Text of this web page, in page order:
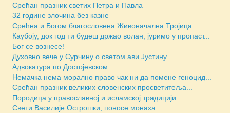
Срећан празник светих Петра и Павла
32 године злочина без казне
Срећна и Богом благословена Живоначална Тројица...
Каубоју, док год ти будеш држао волан, јуримо у пропаст...
Бoг се вознесе!
Духовно вече у Сурчину о светом ави Јустину...
Адвокатура по Достојевском
Немачка нема морално право чак ни да помене геноцид...
Срећан празник великих словенских просветитеља...
Породица у православној и исламској традицији...
Свети Василије Острошки, поносе монаха...